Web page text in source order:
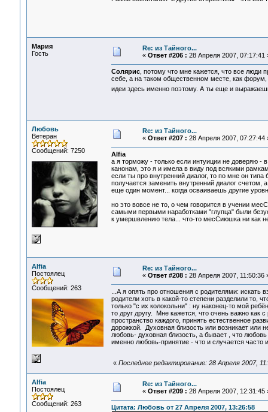
Мария
Гость
Re: из Тайного...
« Ответ #206 : 28 Апреля 2007, 07:17:41
Солярис, потому что мне кажется, что все люди
себе, а на таком общественном месте, как
идеи здесь именно поэтому. А ты еще и
Любовь
Ветеран
Сообщений: 7250
Re: из Тайного...
« Ответ #207 : 28 Апреля 2007, 07:27:44
Alfia
а я торможу - только если интуиции не доверяю -
канонам, это я и имела в виду под всякими
если ты про внутренний диалог, то по мне он типа
получается заменить внутренний диалог счетом,
еще один момент... когда осваиваешь другие
но это вовсе не то, о чем говорится в учении
самыми первыми наработками "глупца" были
к умершвлению тела... что-то месСиюшка ни как
Alfia
Постоялец
Сообщений: 263
Re: из Тайного...
« Ответ #208 : 28 Апреля 2007, 11:50:36
...А я опять про отношения с родителями: искать
родители хоть в какой-то степени разделили то,
только "с их колокольни" : ну наконец-то мой
то друг другу. Мне кажется, что очень важно как
пространство каждого, принять естественное
дорожкой. Духовная близость или возникает или
любовь- духовная близость, а бывает , что
именно любовь-принятие - что и случается часто
« Последнее редактирование: 28 Апреля 2007,
Alfia
Постоялец
Сообщений: 263
Re: из Тайного...
« Ответ #209 : 28 Апреля 2007, 12:31:45
Цитата: Любовь от 27 Апреля 2007, 13:26:58